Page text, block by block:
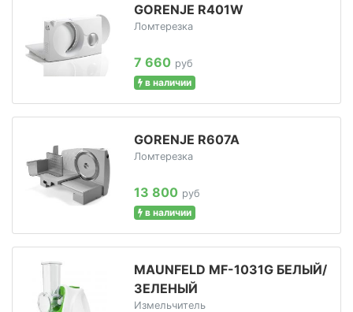
GORENJE R401W
Ломтерезка
7 660 руб
в наличии
GORENJE R607A
Ломтерезка
13 800 руб
в наличии
MAUNFELD MF-1031G БЕЛЫЙ/
ЗЕЛЕНЫЙ
Измельчитель